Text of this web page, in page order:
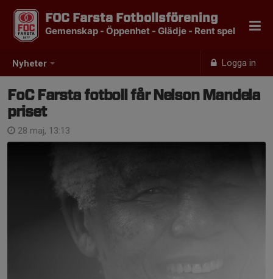
Nyheter Logga in
FOC Farsta Fotbollsförening
Gemenskap - Öppenhet - Glädje - Rent spel
FoC Farsta fotboll får Nelson Mandela
priset
28 maj, 13:13